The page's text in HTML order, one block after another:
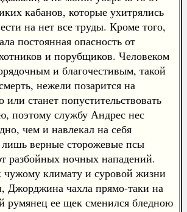
кабанов, которые ухитрялись
на нет все труды. Кроме того,
постоянная опасность от
и порубщиков. Человеком
и благочестивым, такой
нежели позарится на
или станет попустительствовать
поэтому службу Андрес нес
чем и навлекал на себя
лишь верные сторожевые псы
разбойных ночных нападений.
климату и суровой жизни
Джорджина чахла прямо-таки на
румянец ее щек сменился бледною